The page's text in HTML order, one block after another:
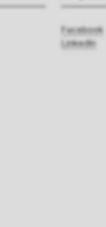
Facebook
LinkedIn